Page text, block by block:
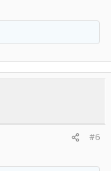
#6